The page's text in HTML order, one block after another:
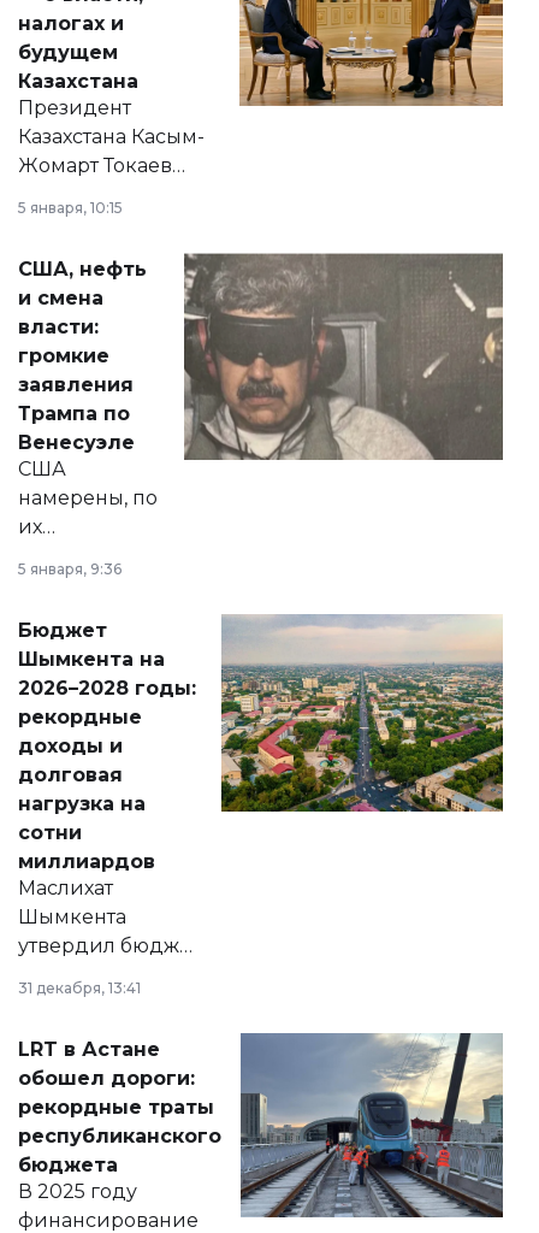
налогах и
будущем
Казахстана
Президент
Казахстана Касым-
Жомарт Токаев
сразу несколько
актуальных тем —
от слухов о
политических
реформах до
вопросов армии,
экономики и
личного здоровья.
5 января, 10:15
США, нефть
и смена
власти:
громкие
заявления
Трампа по
Венесуэле
США
намерены, по
их
принести
народу
Венесуэлы.
5 января, 9:36
Бюджет
Шымкента на
2026–2028 годы:
рекордные
доходы и
долговая
нагрузка на
сотни
миллиардов
Маслихат
Шымкента
утвердил бюджет
города на 2026–
2028 годы.
документ
появился в базе
нормативных
правовых актов и
на сайте маслихат
города.
31 декабря, 13:41
LRT в Астане
обошел дороги:
рекордные траты
республиканского
бюджета
В 2025 году
финансирование